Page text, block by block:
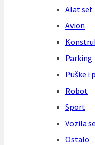
Alat set
Avion
Parking
Puške i
Robot
Sport
Vozila
Ostalo